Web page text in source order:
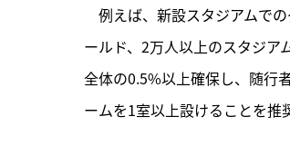
例えば、新設スタジアムで
ールド、2万人以上のスタジア
全体の0.5%以上確保し、随行
ームを1室以上設けることを推